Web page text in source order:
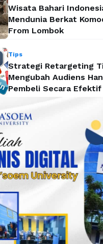
Wisata Bahari
Mendunia Berkat
From Lombok
Tips
Strategi Retargeting
Mengubah Audiens
Pembeli Secara Efektif